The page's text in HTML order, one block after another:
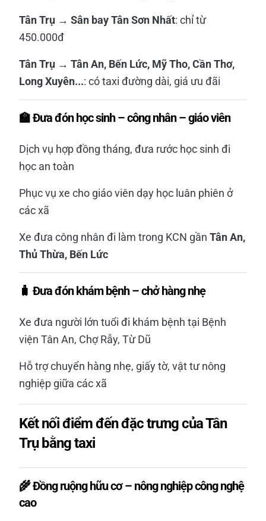
Tân Trụ → Sân bay Tân Sơn Nhất: chỉ từ
450.000đ
Tân Trụ → Tân An, Bến Lức, Mỹ Tho, Cần Thơ,
Long Xuyên...: có taxi đường dài, giá ưu đãi
🏫 Đưa đón học sinh – công nhân – giáo viên
Dịch vụ hợp đồng tháng, đưa rước học sinh đi
học an toàn
Phục vụ xe cho giáo viên dạy học luân phiên ở
các xã
Xe đưa công nhân đi làm trong KCN gần Tân An,
Thủ Thừa, Bến Lức
🧳 Đưa đón khám bệnh – chở hàng nhẹ
Xe đưa người lớn tuổi đi khám bệnh tại Bệnh
viện Tân An, Chợ Rẫy, Từ Dũ
Hỗ trợ chuyển hàng nhẹ, giấy tờ, vật tư nông
nghiệp giữa các xã
Kết nối điểm đến đặc trưng của Tân
Trụ bằng taxi
🌾 Đồng ruộng hữu cơ – nông nghiệp công nghệ
cao